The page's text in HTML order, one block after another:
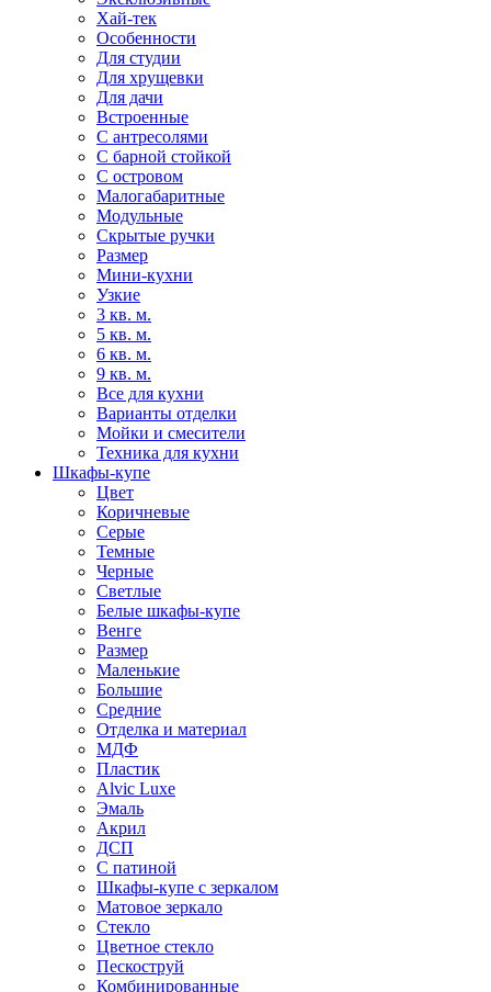
Хай-тек
Особенности
Для студии
Для хрущевки
Для дачи
Встроенные
С антресолями
С барной стойкой
С островом
Малогабаритные
Модульные
Скрытые ручки
Размер
Мини-кухни
Узкие
3 кв. м.
5 кв. м.
6 кв. м.
9 кв. м.
Все для кухни
Варианты отделки
Мойки и смесители
Техника для кухни
Шкафы-купе
Цвет
Коричневые
Серые
Темные
Черные
Светлые
Белые шкафы-купе
Венге
Размер
Маленькие
Большие
Средние
Отделка и материал
МДФ
Пластик
Alvic Luxe
Эмаль
Акрил
ДСП
С патиной
Шкафы-купе с зеркалом
Матовое зеркало
Стекло
Цветное стекло
Пескоструй
Комбинированные